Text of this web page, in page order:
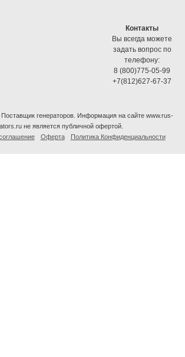
Контакты
Вы всегда можете
задать вопрос по
телефону:
8 (800)775-05-99
+7(812)627-67-37
генераторов. Информация на сайте www.rus-
не является публичной офертой.
Оферта Политика Конфиденциальности